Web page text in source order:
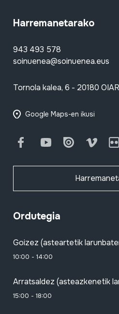
Harremanetarako
943 493 578
soinuenea@soinuenea.eus
Tornola kalea, 6 - 20180
Google Maps-en ikusi
FacebookYoutube Issuu Vimeo
Ordutegia
Goizez (asteartetik
10:00 - 14:00
Arratsaldez (asteazkenetik
15:00 - 18:00